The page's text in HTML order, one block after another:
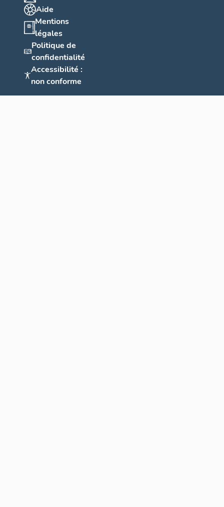
Aide
Mentions
légales
Politique de
confidentialité
Accessibilité :
non conforme